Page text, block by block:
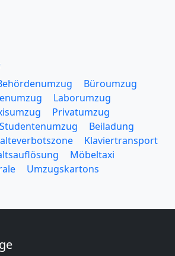
Büroumzug
Laborumzug
Privatumzug
Studentenumzug
Beiladung
Klaviertransport
Möbeltaxi
Umzugskartons